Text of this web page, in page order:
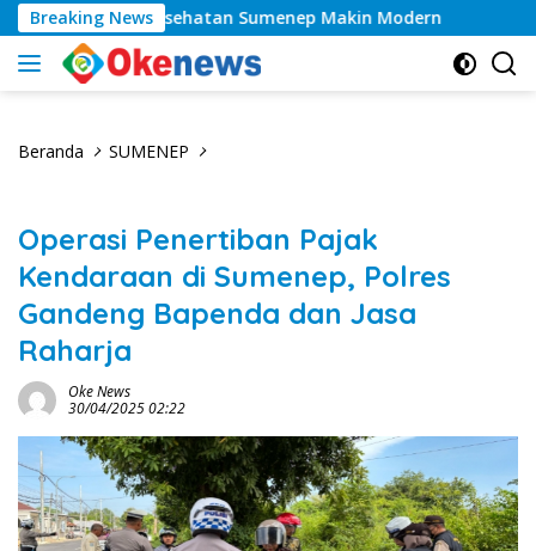
Langsung
ke
konten
Breaking News
Layanan Kesehatan Sumenep Makin Modern
Beranda SUMENEP
Operasi Penertiban Pajak
Kendaraan di Sumenep, Polres
Gandeng Bapenda dan Jasa
Raharja
Oke News
30/04/2025 02:22